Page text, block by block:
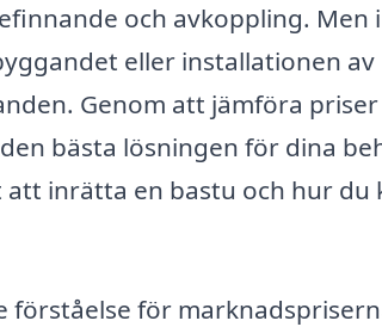
och avkoppling. Men
eller installationen av
Genom att jämföra
bästa lösningen för dina
inrätta en bastu och hur du
förståelse för